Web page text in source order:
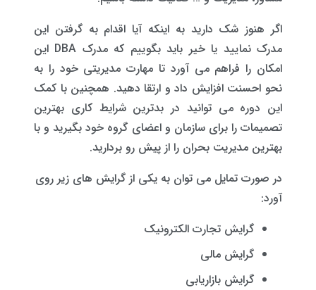
اگر هنوز شک دارید به اینکه آیا اقدام به گرفتن این
مدرک نمایید یا خیر باید بگوییم که مدرک DBA این
امکان را فراهم می آورد تا مهارت مدیریتی خود را به
نحو احسنت افزایش داد و ارتقا دهید. همچنین با کمک
این دوره می توانید در بدترین شرایط کاری بهترین
تصمیمات را برای سازمان و اعضای گروه خود بگیرید و با
بهترین مدیریت بحران را از پیش رو بردارید.
در صورت تمایل می توان به یکی از گرایش های زیر روی
آورد:
گرایش تجارت الکترونیک
گرایش مالی
گرایش بازاریابی